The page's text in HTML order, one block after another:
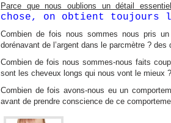
Parce que nous oublions un détail essentiel
chose, on obtient toujours
Combien de fois nous sommes nous pris
dorénavant de l’argent dans le parcmètre ? des
Combien de fois nous sommes-nous faits
sont les cheveux longs qui nous vont le mieux ?
Combien de fois avons-nous eu un
avant de prendre conscience de ce